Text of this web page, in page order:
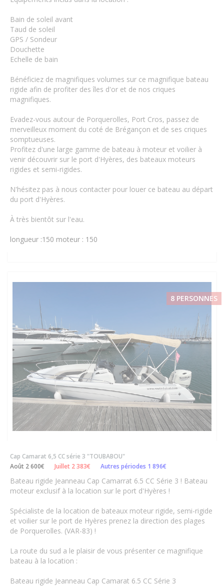
Bain de soleil avant
Taud de soleil
GPS / Sondeur
Douchette
Echelle de bain
Bénéficiez de magnifiques volumes sur ce magnifique bateau
rigide afin de profiter des îles d'or et de nos criques
magnifiques.
Evadez-vous autour de Porquerolles, Port Cros, passez de
merveilleux moment du coté de Brégançon et de ses criques
somptueuses.
Profitez d'une large gamme de bateau à moteur et voilier à
venir découvrir sur le port d'Hyères, des bateaux moteurs
rigides et semi-rigides.
N'hésitez pas à nous contacter pour louer ce bateau au départ
du port d'Hyères.
À très bientôt sur l'eau.
longueur :150 moteur : 150
8 PERSONNES
Cap Camarat 6,5 CC série 3 "TOUBABOU"
Août 2 600€
Juillet 2 383€ Autres périodes 1 896€
Bateau rigide Jeanneau Cap Camarrat 6.5 CC Série 3 ! Bateau
moteur exclusif à la location sur le port d'Hyères !
Spécialiste de la location de bateaux moteur rigide, semi-rigide
et voilier sur le port de Hyères prenez la direction des plages
de Porquerolles. (VAR-83) !
La route du sud a le plaisir de vous présenter ce magnifique
bateau à la location :
Bateau rigide Jeanneau Cap Camarat 6.5 CC Série 3